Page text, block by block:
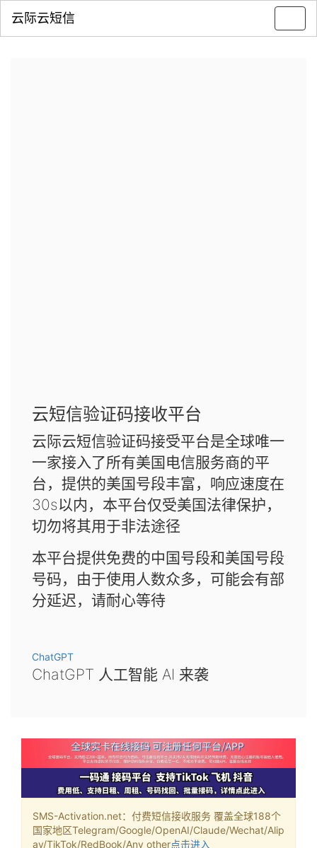
云际云短信
云短信验证码接收平台
云际云短信验证码接受平台是全球唯一
一家接入了所有美国电信服务商的平
台，提供的美国号段丰富，响应速度在
30s以内，本平台仅受美国法律保护，
切勿将其用于非法途径
本平台提供免费的中国号段和美国号段
号码，由于使用人数众多，可能会有部
分延迟，请耐心等待
ChatGPT
ChatGPT 人工智能 AI 来袭
SMS-Activation.net：付费短信接收服务 覆盖全球188个
国家地区Telegram/Google/OpenAI/Claude/Wechat/Alip
ay/TikTok/RedBook/Any other点击进入